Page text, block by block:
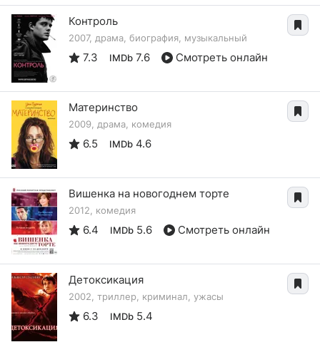
Контроль
2007, драма, биография, музыкальный
7.3 IMDb 7.6 Смотреть онлайн
Материнство
2009, драма, комедия
6.5 IMDb 4.6
Вишенка на новогоднем торте
2012, комедия
6.4 IMDb 5.6 Смотреть онлайн
Детоксикация
2002, триллер, криминал, ужасы
6.3 IMDb 5.4